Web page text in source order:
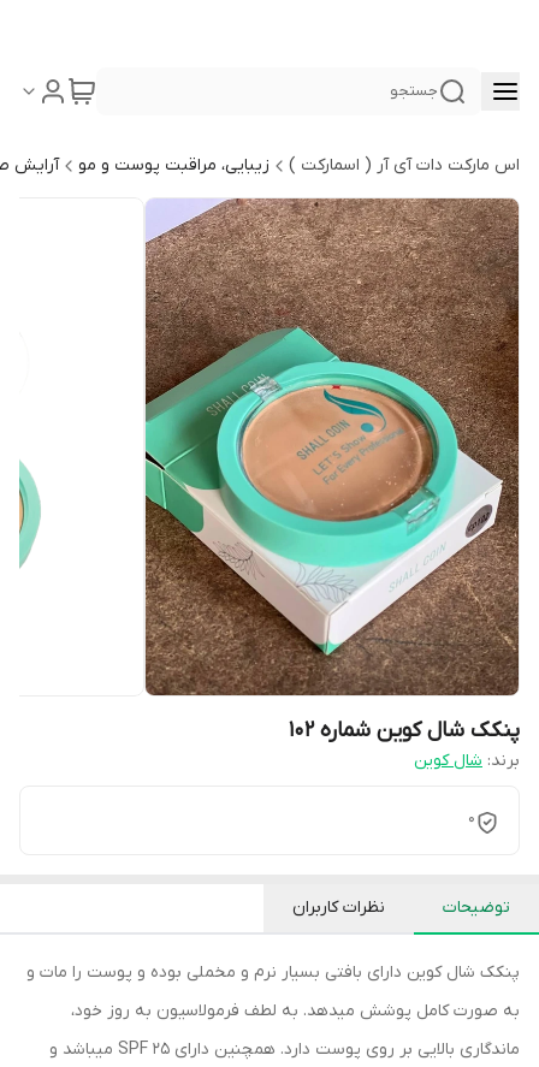
جستجو
اس مارکت دات آی آر ( اسمارکت ) زیبایی، مراقبت پوست و مو آرایش
پنکک شال کوین شماره 102
برند: شال کوین
0
توضیحات نظرات کاربران
پنکک شال کوین دارای بافتی بسیار نرم و مخملی بوده و پوست را مات و
به صورت کامل پوشش میدهد. به لطف فرمولاسیون به روز خود،
ماندگاری بالایی بر روی پوست دارد. همچنین دارای SPF 25 میباشد و